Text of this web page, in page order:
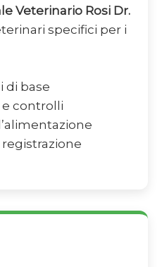
Veterinario Rosi Dr.
specifici per i
di base
e controlli